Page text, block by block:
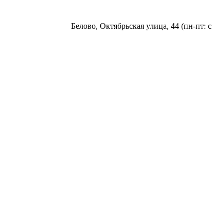
Белово, Октябрьская улица, 44 (пн-пт: с